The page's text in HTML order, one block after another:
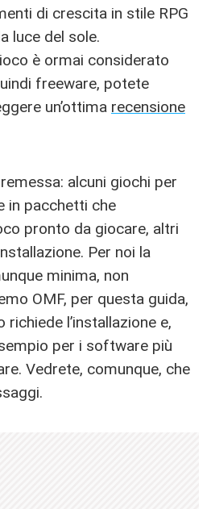
di crescita in stile RPG
luce del sole.
è ormai considerato
freeware, potete
un’ottima recensione
alcuni giochi per
in pacchetti che
pronto da giocare, altri
Per noi la
minima, non
OMF, per questa guida,
l’installazione e,
per i software più
Vedrete, comunque, che